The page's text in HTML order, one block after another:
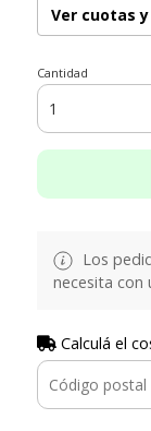
Ver cuotas
Cantidad
Los
necesita con
Calculá el